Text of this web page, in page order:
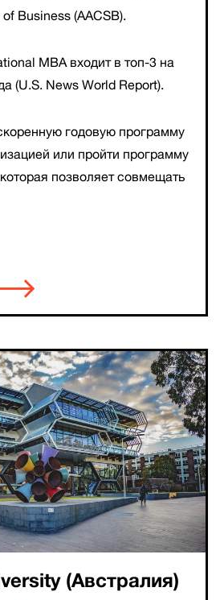
Business (AACSB).
MBA входит в топ-3 на
(U.S. News World Report).
годовую программу
или пройти программу
позволяет совмещать
(Австралия)